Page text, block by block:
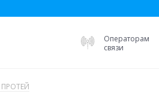
Операторам
связи
ПРОТЕЙ